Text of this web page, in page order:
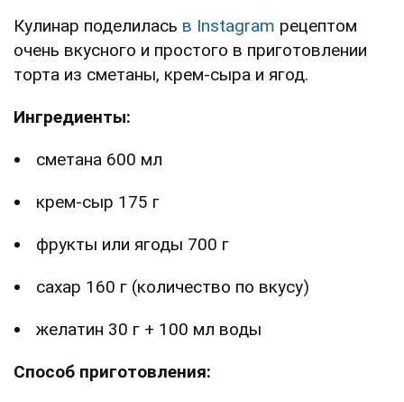
Кулинар поделилась в Instagram рецептом
очень вкусного и простого в приготовлении
торта из сметаны, крем-сыра и ягод.
Ингредиенты:
сметана 600 мл
крем-сыр 175 г
фрукты или ягоды 700 г
сахар 160 г (количество по вкусу)
желатин 30 г + 100 мл воды
Способ приготовления: